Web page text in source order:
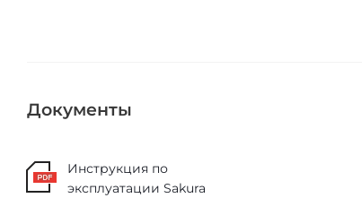
Документы
Инструкция по
эксплуатации Sakura